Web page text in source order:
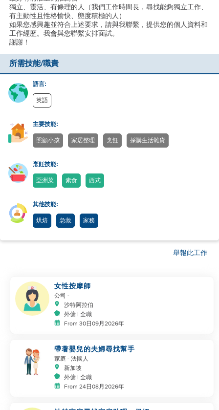
獨立、靈活、有條理的人（我們工作時間長，尋找能夠獨立工作、
有主動性且性格愉快、態度積極的人）
如果您感興趣並符合上述要求，請與我聯繫，提供您的個人資料和
工作經歷。我會與您聯繫安排面試。
謝謝！
所需技能/職責
語言:
英語
主要技能:
照顧小孩 家居整理 烹飪 採購生活雜貨
烹飪技能:
亞洲菜 素食 西式
其他技能:
烘焙 急救 家務
舉報此工作
女性按摩師
公司 -
沙特阿拉伯
外傭 | 全職
From 30日09月2026年
帶著嬰兒的夫婦尋找幫手
家庭 - 法國人
新加坡
外傭 | 全職
From 24日08月2026年